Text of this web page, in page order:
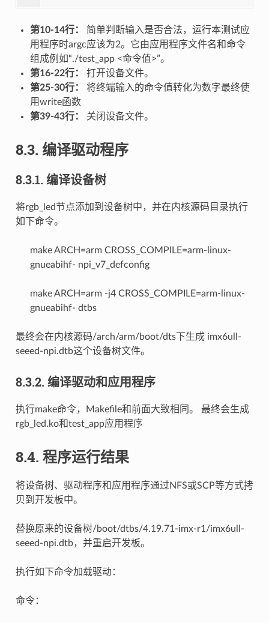
第10-14行：
简单判断输入是否合法，运行本测试应
用程序时argc应该为2。它由应用程序文件名和命令
组成例如“./test_app <命令值>”。
第16-22行：
打开设备文件。
第25-30行：
将终端输入的命令值转化为数字最终使
用write函数
第39-43行：
关闭设备文件。
8.3. 编译驱动程序
8.3.1. 编译设备树
将rgb_led节点添加到设备树中，并在内核源码目录执行
如下命令。
make ARCH=arm CROSS_COMPILE=arm-linux-
gnueabihf- npi_v7_defconfig
make ARCH=arm -j4 CROSS_COMPILE=arm-linux-
gnueabihf- dtbs
最终会在内核源码/arch/arm/boot/dts下生成 imx6ull-
seeed-npi.dtb这个设备树文件。
8.3.2. 编译驱动和应用程序
执行make命令，Makefile和前面大致相同。 最终会生成
rgb_led.ko和test_app应用程序
8.4. 程序运行结果
将设备树、驱动程序和应用程序通过NFS或SCP等方式拷
贝到开发板中。
替换原来的设备树/boot/dtbs/4.19.71-imx-r1/imx6ull-
seeed-npi.dtb，并重启开发板。
执行如下命令加载驱动：
命令：